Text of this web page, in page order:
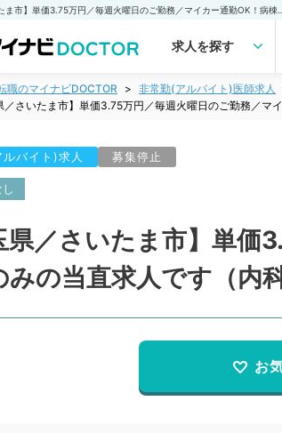
求人を探す
職のマイナビDOCTOR 非常勤(アルバイト)医師求人
／さいたま市】単価3.75万円／毎週火曜日のご勤務／マ
バイト)求人 募集停止
県／さいたま市】単
みの当直求人です（内
お